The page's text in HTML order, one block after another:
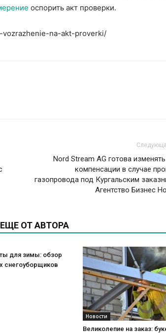
оспорить акт проверки.
vozrazhenie-na-akt-proverki/
Nord Stream AG готова
компенсации в случае
газопровода под Кургальским
Агентство Бизнес
ЕЩЕ ОТ АВТОРА
для зимы: обзор
снегоуборщиков
Новости
Великолепие на заказ: